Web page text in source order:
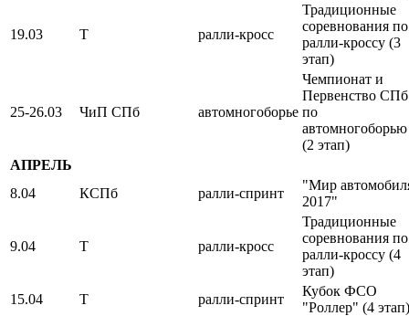
19.03 Т ралли-кросс
Традиционные
соревнования по
ралли-кроссу (3
этап)
25-26.03 ЧиП СПб автомногоборье
Чемпионат и
Первенство СПб
по
автомногоборью
(2 этап)
АПРЕЛЬ
8.04
КСПб ралли-спринт
"Мир
2017"
9.04 Т ралли-кросс
Традиционные
соревнования по
ралли-кроссу (4
этап)
15.04
Т ралли-спринт
Кубок ФСО
"Роллер" (4 этап)